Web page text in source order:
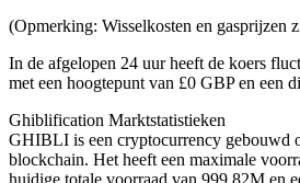
USDC-futures
(Opmerking: Wisselkosten en gasprijzen
In de afgelopen 24 uur heeft de koers
met een hoogtepunt van £0 GBP en een
Ghiblification Marktstatistieken
GHIBLI is een cryptocurrency gebouwd
blockchain. Het heeft een maximale